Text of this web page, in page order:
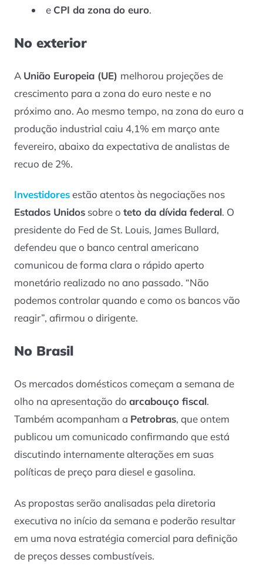
e CPI da zona do euro.
No exterior
A União Europeia (UE) melhorou projeções de
crescimento para a zona do euro neste e no
próximo ano. Ao mesmo tempo, na zona do euro a
produção industrial caiu 4,1% em março ante
fevereiro, abaixo da expectativa de analistas de
recuo de 2%.
Investidoresestão atentos às negociações nos
Estados Unidos sobre o teto da dívida federal. O
presidente do Fed de St. Louis, James Bullard,
defendeu que o banco central americano
comunicou de forma clara o rápido aperto
monetário realizado no ano passado. “Não
podemos controlar quando e como os bancos vão
reagir”, afirmou o dirigente.
No Brasil
Os mercados domésticos começam a semana de
olho na apresentação do arcabouço fiscal.
Também acompanham a Petrobras, que ontem
publicou um comunicado confirmando que está
discutindo internamente alterações em suas
políticas de preço para diesel e gasolina.
As propostas serão analisadas pela diretoria
executiva no início da semana e poderão resultar
em uma nova estratégia comercial para definição
de preços desses combustíveis.